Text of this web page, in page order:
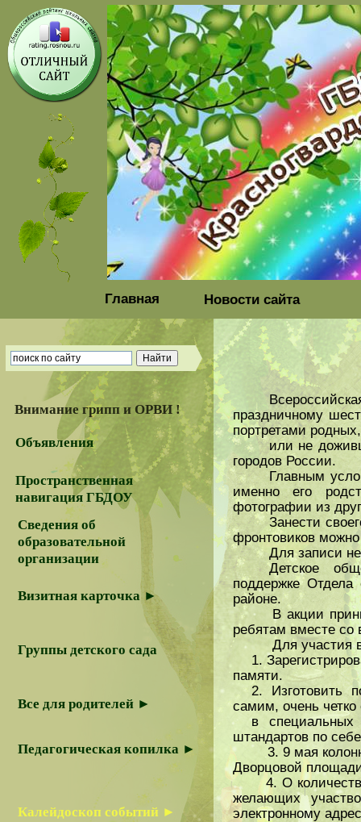
Главная Новости сайта
Внимание грипп и ОРВИ !
Объявления
Пространственная
навигация ГБДОУ
Сведения об
образовательной
организации
Визитная карточка ►
Группы детского сада
Все для родителей ►
Педагогическая копилка ►
Калейдоскоп событий ►
праздничному
портретами
или не
городов России.
Главным
именно его
фотографии из
Занести
фронтовиков
Для записи
Детское
поддержке Отдела
районе.
В акции
ребятам вместе со
Для участия
1.​
памяти.
2.​ Изготовить
самим, очень
в
штандартов по
3. 9 мая
Дворцовой
4. О
желающих
электронному